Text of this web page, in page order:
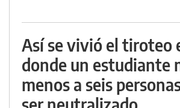
Así se vivió el tiroteo
donde un estudiante
menos a seis